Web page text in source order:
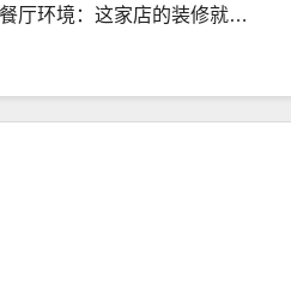
餐厅环境：这家店的装修就…